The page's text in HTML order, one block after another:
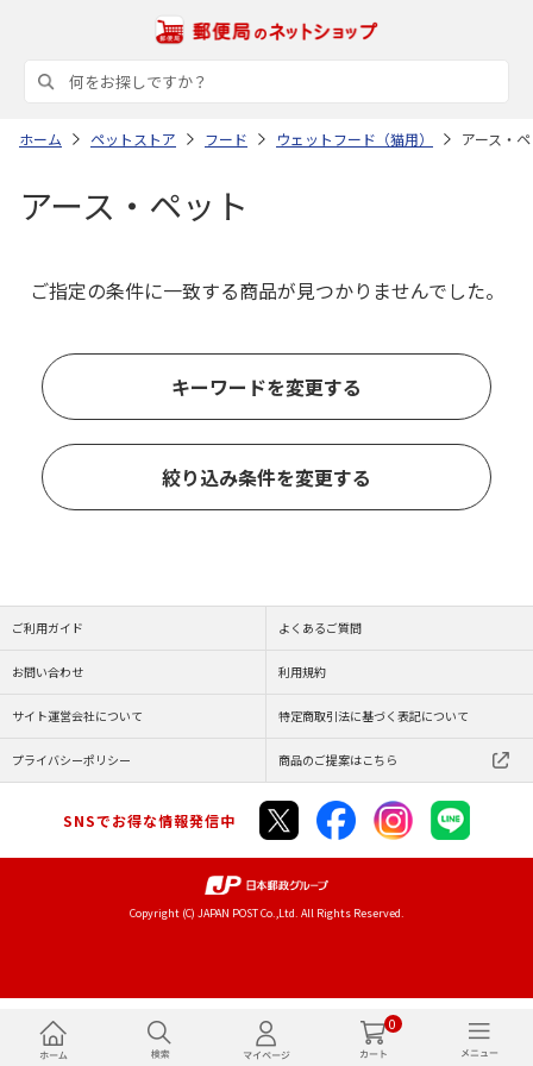
0
ホーム ペットストア フード ウェットフード（猫用） アース・
アース・ペット
ご指定の条件に一致する商品が見つかりませんでした。
キーワードを変更する
絞り込み条件を変更する
ご利用ガイド よくあるご質問
お問い合わせ 利用規約
サイト運営会社について 特定商取引法に基づく表記について
プライバシーポリシー 商品のご提案はこちら
SNSでお得な情報発信中
Copyright (C) JAPAN POST Co.,Ltd. All Rights Reserved.